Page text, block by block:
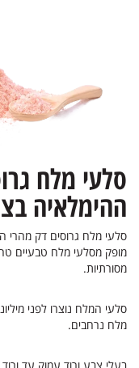
סלעי מלח
ההימלאיה
סלעי מלח גרוסים דק מהרי ההימלאיה,
מופק מסלעי מלח טבעיים
מסורתיות.
סלעי המלח נוצרו לפני
מלח נרחבים.
בעלי צבע ורוד עמוק עד